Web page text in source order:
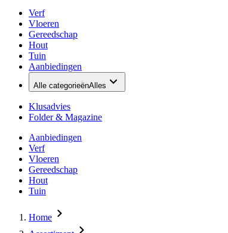
Verf
Vloeren
Gereedschap
Hout
Tuin
Aanbiedingen
Alle categorieënAlles
Klusadvies
Folder & Magazine
Aanbiedingen
Verf
Vloeren
Gereedschap
Hout
Tuin
Home